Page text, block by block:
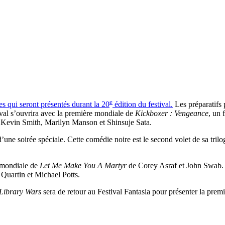
qui seront présentés durant la 20e édition du festival. Les préparatifs
s’ouvrira avec la première mondiale de Kickboxer : Vengeance, un
Smith, Marilyn Manson et Shinsuje Sata.
soirée spéciale. Cette comédie noire est le second volet de sa
de Let Me Make You A Martyrde Corey Asraf et John Swab.
et Michael Potts.
Library Wars sera de retour au Festival Fantasia pour présenter la